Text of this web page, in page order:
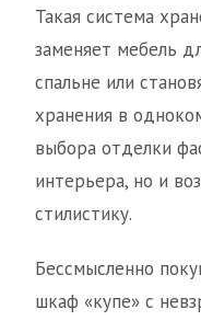
Такая система
заменяет мебель
спальне или
хранения в
выбора отделки
интерьера, но и
стилистику.
Бессмысленно
шкаф «купе» с